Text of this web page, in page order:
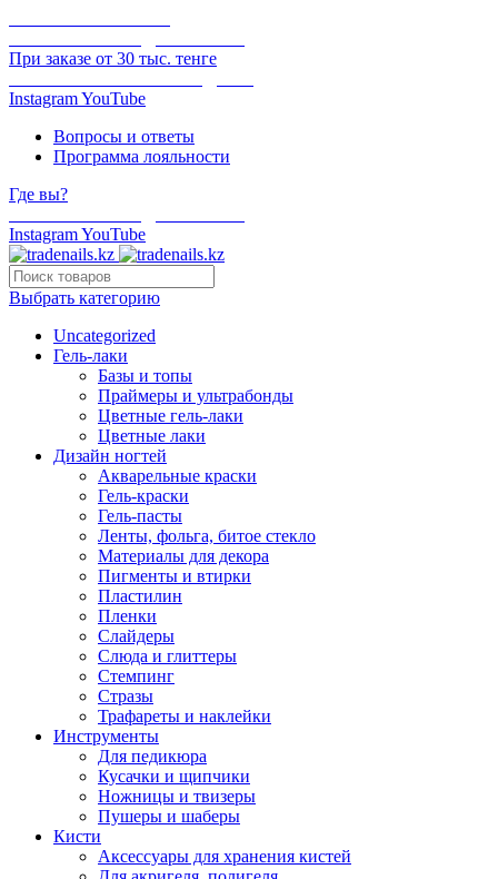
При заказе от 30 тыс. тенге
InstagramYouTube
Вопросы и ответы
Программа лояльности
Где вы?
InstagramYouTube
Выбрать категорию
Uncategorized
Гель-лаки
Базы и топы
Праймеры и ультрабонды
Цветные гель-лаки
Цветные лаки
Дизайн ногтей
Акварельные краски
Гель-краски
Гель-пасты
Ленты, фольга, битое стекло
Материалы для декора
Пигменты и втирки
Пластилин
Пленки
Слайдеры
Слюда и глиттеры
Стемпинг
Стразы
Трафареты и наклейки
Инструменты
Для педикюра
Кусачки и щипчики
Ножницы и твизеры
Пушеры и шаберы
Кисти
Аксессуары для хранения кистей